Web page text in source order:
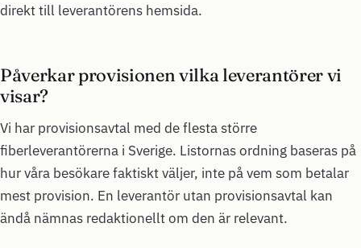
direkt till leverantörens hemsida.
Påverkar provisionen vilka leverantörer vi
visar?
Vi har provisionsavtal med de flesta större
fiberleverantörerna i Sverige. Listornas ordning baseras på
hur våra besökare faktiskt väljer, inte på vem som betalar
mest provision. En leverantör utan provisionsavtal kan
ändå nämnas redaktionellt om den är relevant.